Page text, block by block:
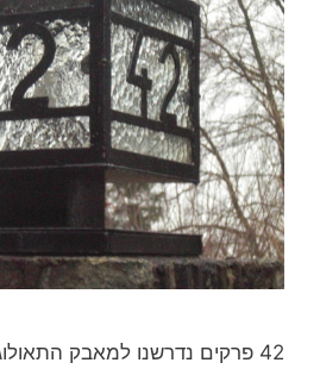
42 פרקים נדרשנו למאבק